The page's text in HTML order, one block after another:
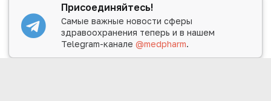
Присоединяйтесь!
Самые важные новости сферы
здравоохранения теперь и в нашем
Telegram-канале@medpharm.